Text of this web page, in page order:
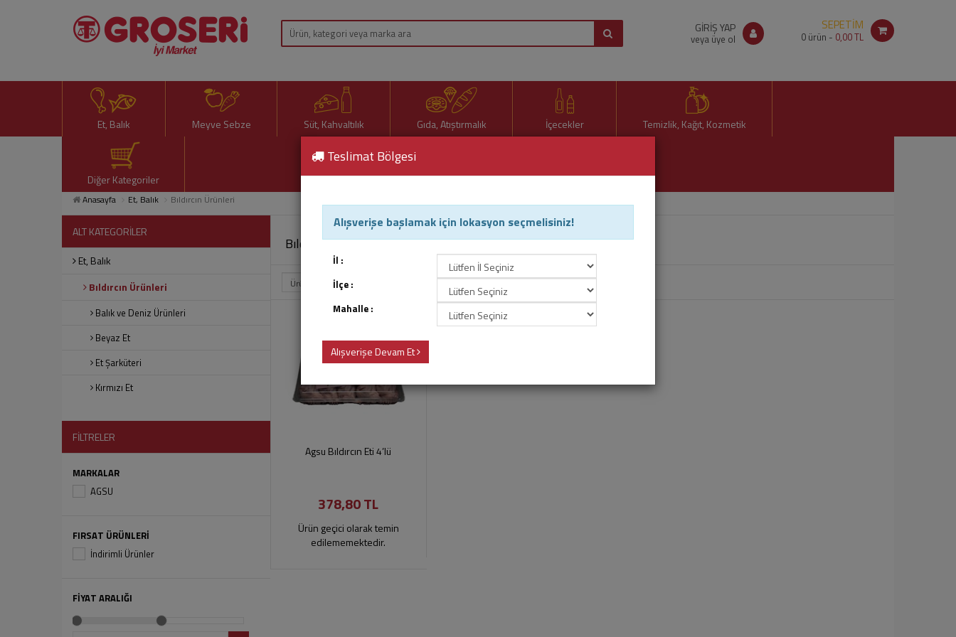
GİRİŞ YAP
veya üye ol
SEPETİM
0 ürün - 0,00 TL
Et, Balık Meyve Sebze Süt, Kahvaltılık Gıda, Atıştırmalık İçecekler Temizlik, Kağıt, Kozmetik
Diğer Kategoriler
Anasayfa Et, Balık Bıldırcın Ürünleri
ALT KATEGORİLER
Et, Balık
Bıldırcın Ürünleri
Balık ve Deniz Ürünleri
Beyaz Et
Et Şarküteri
Kırmızı Et
FİLTRELER
MARKALAR
AGSU
FIRSAT ÜRÜNLERİ
İndirimli Ürünler
FİYAT ARALIĞI
Bıldırcın Ürünleri
Agsu Bıldırcın Eti 4’lü
378,80 TL
Ürün geçici olarak temin
edilememektedir.
Teslimat Bölgesi
Alışverişe başlamak için lokasyon seçmelisiniz!
İl :
İlçe :
Mahalle :
Alışverişe Devam Et